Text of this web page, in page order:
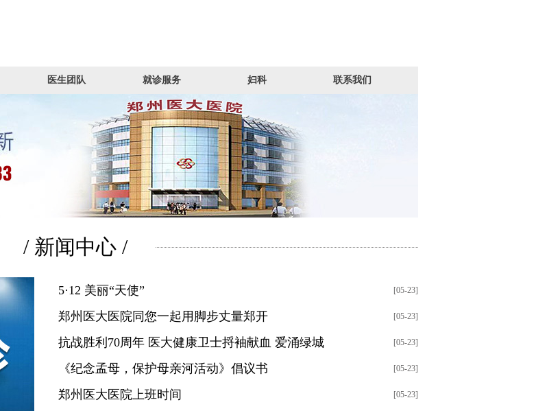
医生团队 就诊服务 妇科 联系我们
/ 新闻中心 /
[05-23]
5·12 美丽“天使”
[05-23]
郑州医大医院同您一起用脚步丈量郑开
[05-23]
抗战胜利70周年 医大健康卫士捋袖献血 爱涌绿城
[05-23]
《纪念孟母，保护母亲河活动》倡议书
[05-23]
郑州医大医院上班时间